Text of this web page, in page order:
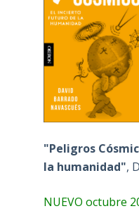
"Peligros
la humanidad",
NUEVO octubre